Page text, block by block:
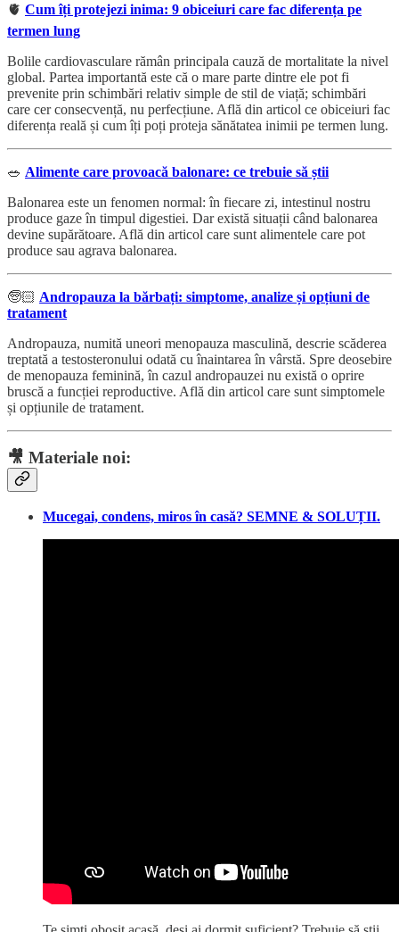
🫀 Cum îți protejezi inima: 9 obiceiuri care fac diferența pe
termen lung
Bolile cardiovasculare rămân principala cauză de mortalitate la nivel
global. Partea importantă este că o mare parte dintre ele pot fi
prevenite prin schimbări relativ simple de stil de viață; schimbări
care cer consecvență, nu perfecțiune. Află din articol ce obiceiuri fac
diferența reală și cum îți poți proteja sănătatea inimii pe termen lung.
🥗 Alimente care provoacă balonare: ce trebuie să știi
Balonarea este un fenomen normal: în fiecare zi, intestinul nostru
produce gaze în timpul digestiei. Dar există situații când balonarea
devine supărătoare. Află din articol care sunt alimentele care pot
produce sau agrava balonarea.
🧓🏻 Andropauza la bărbați: simptome, analize și opțiuni de
tratament
Andropauza, numită uneori menopauza masculină, descrie scăderea
treptată a testosteronului odată cu înaintarea în vârstă. Spre deosebire
de menopauza feminină, în cazul andropauzei nu există o oprire
bruscă a funcției reproductive. Află din articol care sunt simptomele
și opțiunile de tratament.
🎥 Materiale noi:
Mucegai, condens, miros în casă? SEMNE & SOLUȚII.